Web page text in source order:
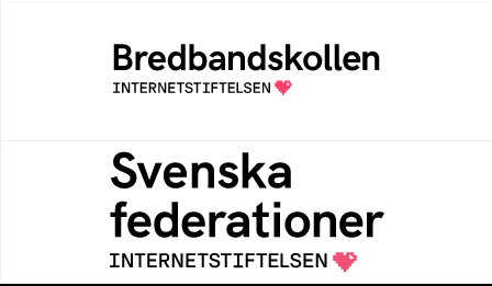
Bredbandskollen är ett oberoende
konsumentverktyg som drivs av
Internetstiftelsen
Svenska federationer
Grunden för medlemskap i en sektors- eller
kontextspecifik federation